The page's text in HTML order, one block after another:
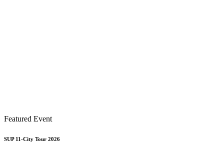
Featured Event
SUP 11-City Tour 2026